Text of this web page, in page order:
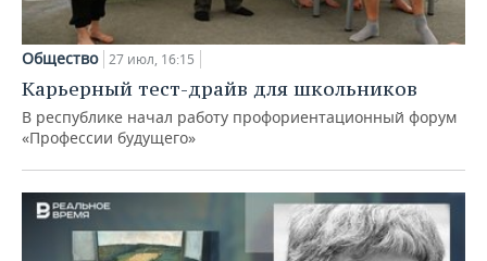
Общество 27 июл, 16:15
Карьерный тест-драйв для школьников
В республике начал работу профориентационный форум
«Профессии будущего»